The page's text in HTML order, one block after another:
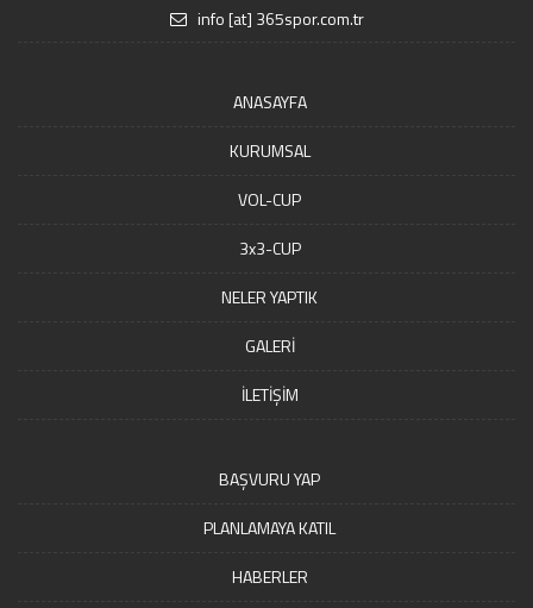
info [at] 365spor.com.tr
ANASAYFA
KURUMSAL
VOL-CUP
3x3-CUP
NELER YAPTIK
GALERİ
İLETİŞİM
BAŞVURU YAP
PLANLAMAYA KATIL
HABERLER